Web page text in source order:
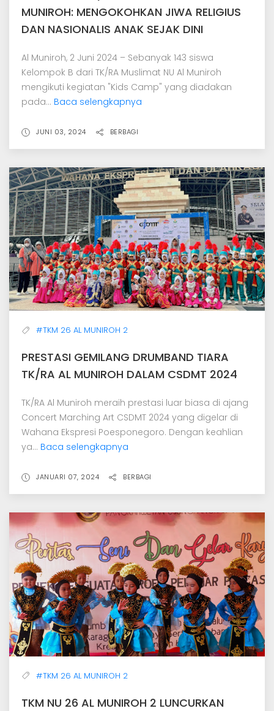
MUNIROH: MENGOKOHKAN JIWA RELIGIUS
DAN NASIONALIS ANAK SEJAK DINI
Al Muniroh, 2 Juni 2024 – Sebanyak 143 siswa
Kelompok B dari TK/RA Muslimat NU Al Muniroh
mengikuti kegiatan "Kids Camp" yang diadakan
pada... Baca selengkapnya
JUNI 03, 2024 BERBAGI
#TKM 26 AL MUNIROH 2
PRESTASI GEMILANG DRUMBAND TIARA
TK/RA AL MUNIROH DALAM CSDMT 2024
TK/RA Al Muniroh meraih prestasi luar biasa di ajang
Concert Marching Art CSDMT 2024 yang digelar di
Wahana Ekspresi Poesponegoro. Dengan keahlian
ya... Baca selengkapnya
JANUARI 07, 2024 BERBAGI
#TKM 26 AL MUNIROH 2
TKM NU 26 AL MUNIROH 2 LUNCURKAN